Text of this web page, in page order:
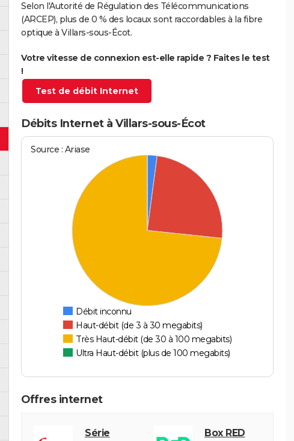
Selon l'Autorité de Régulation des Télécommunications
(ARCEP), plus de 0 % des locaux sont raccordables à la fibre
optique à Villars-sous-Écot.
Votre vitesse de connexion est-elle rapide ? Faites le test
!
Test de débit Internet
Débits Internet à Villars-sous-Écot
Source : Ariase
Débit inconnu
Haut-débit (de 3 à 30 megabits)
Très Haut-débit (de 30 à 100 megabits)
Ultra Haut-débit (plus de 100 megabits)
Offres internet
Série
Box RED